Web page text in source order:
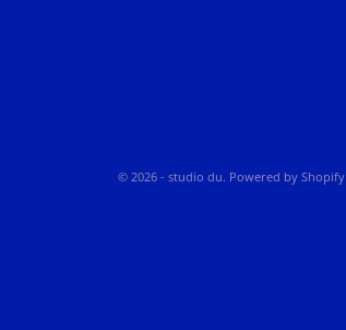
© 2026 - studio du. Powered by Shopify